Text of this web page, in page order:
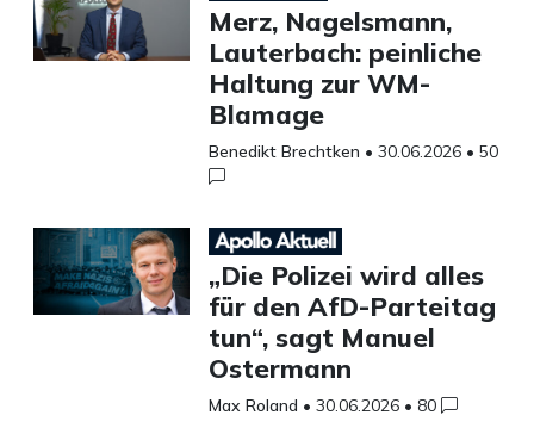
Merz, Nagelsmann,
Lauterbach: peinliche
Haltung zur WM-
Blamage
Benedikt Brechtken • 30.06.2026 • 50
„Die Polizei wird alles
für den AfD-Parteitag
tun“, sagt Manuel
Ostermann
Max Roland • 30.06.2026 • 80